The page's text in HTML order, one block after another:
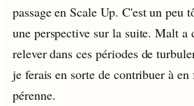
passage en Scale Up. C'est un peu
une perspective sur la suite. Malt a
relever dans ces périodes de
je ferais en sorte de contribuer à
pérenne.